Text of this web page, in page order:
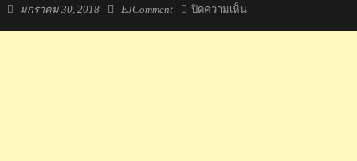
Posted
มกราคม 30, 2018 Author
EJComment ปิดความเห็นบน